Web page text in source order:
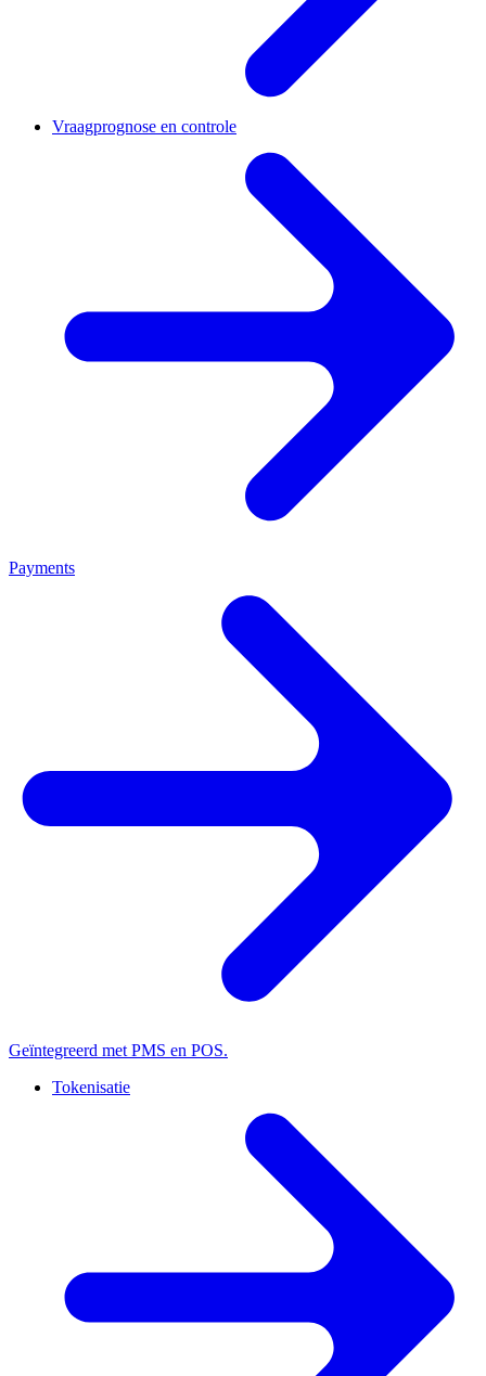
Vraagprognose en controle
Payments
Geïntegreerd met PMS en POS.
Tokenisatie